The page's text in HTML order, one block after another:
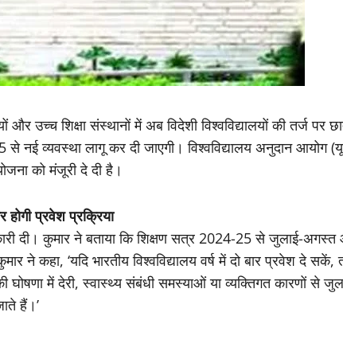
और उच्च शिक्षा संस्थानों में अब विदेशी विश्वविद्यालयों की तर्ज पर
व्यवस्था लागू कर दी जाएगी। विश्वविद्यालय अनुदान आयोग
को मंजूरी दे दी है।
प्रवेश प्रक्रिया
दी। कुमार ने बताया कि शिक्षण सत्र 2024-25 से जुलाई-
ने कहा, ‘यदि भारतीय विश्वविद्यालय वर्ष में दो बार प्रवेश दे
की घोषणा में देरी, स्वास्थ्य संबंधी समस्याओं या व्यक्तिगत कारणों से
हैं।’